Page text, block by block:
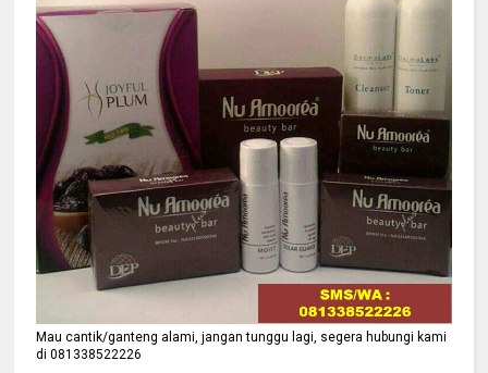
Mau cantik/ganteng alami, jangan tunggu lagi, segera hubungi kami
di 081338522226